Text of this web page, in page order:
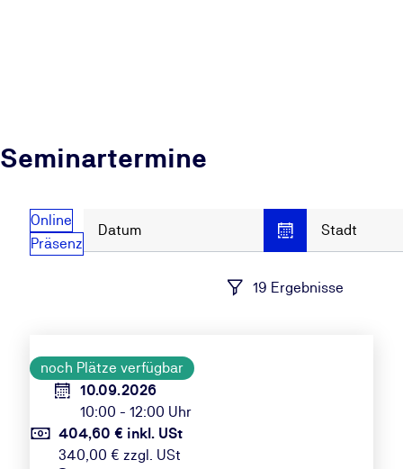
Seminartermine
Online
Präsenz
Datum Stadt
19 Ergebnisse
noch Plätze verfügbar
10.09.2026
10:00 - 12:00 Uhr
404,60 € inkl. USt
340,00 € zzgl. USt